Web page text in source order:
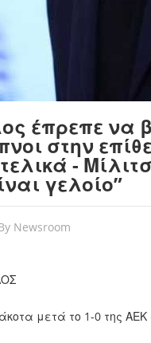
έπρεπε
στην
-
γελοίο”
Newsroom
μετά το 1-0 της